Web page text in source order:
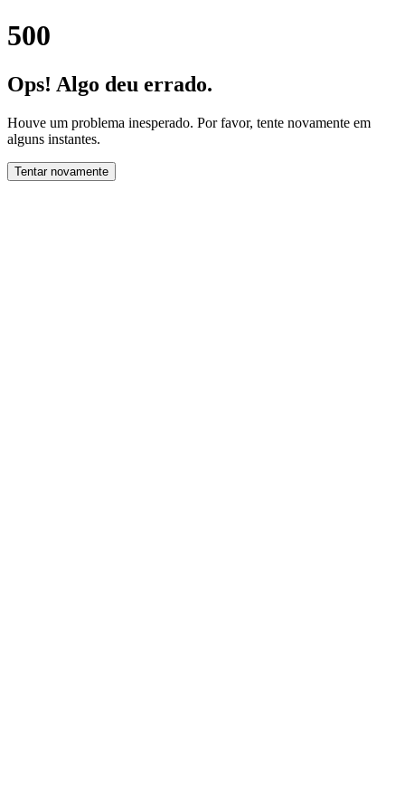
500
Ops! Algo deu errado.
Houve um problema inesperado. Por favor, tente novamente em
alguns instantes.
Tentar novamente